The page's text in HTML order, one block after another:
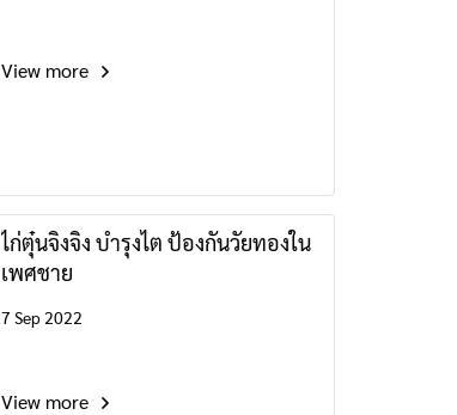
View more
ไก่ตุ๋นจิงจิง บำรุงไต ป้องกันวัยทองใน
เพศชาย
7 Sep 2022
View more